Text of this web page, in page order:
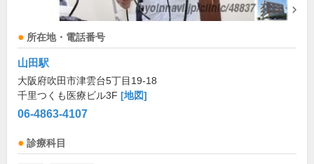
所在地・電話番号
山田駅
大阪府吹田市津雲台5丁目19-18
千里つくも医療ビル3F [地図]
06-4863-4107
診療科目